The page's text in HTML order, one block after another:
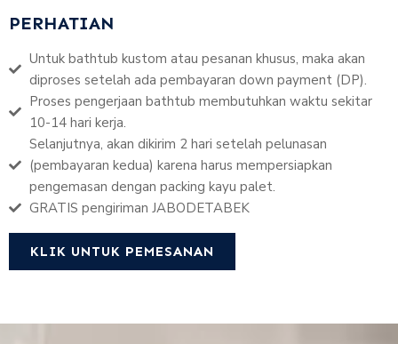
PERHATIAN
Untuk bathtub kustom atau pesanan khusus, maka akan
diproses setelah ada pembayaran down payment (DP).
Proses pengerjaan bathtub membutuhkan waktu sekitar
10-14 hari kerja.
Selanjutnya, akan dikirim 2 hari setelah pelunasan
(pembayaran kedua) karena harus mempersiapkan
pengemasan dengan packing kayu palet.
GRATIS pengiriman JABODETABEK
KLIK UNTUK PEMESANAN